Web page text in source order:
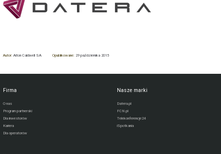
Autor:Aiton Caldwell SA Opublikowane: 29 października 2015
Firma
O nas
Program partnerski
Dla inwestorów
Kariera
Dla operatorów
Nasze marki
Datera.pl
FCN.pl
Telekonferencje24
iSpotkania